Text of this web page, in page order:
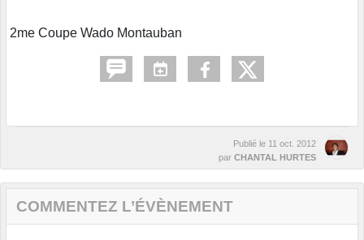
2me Coupe Wado Montauban
Publié le 11 oct. 2012
par CHANTAL HURTES
COMMENTEZ L’ÉVÈNEMENT